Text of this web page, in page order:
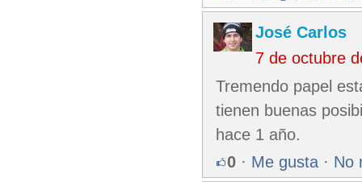
José Carlos
7 de octubre
Tremendo papel
tienen buenas
hace 1 año.
0 · Me gusta · No